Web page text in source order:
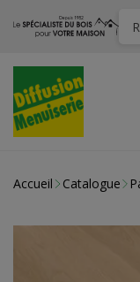
Accueil Catalogue